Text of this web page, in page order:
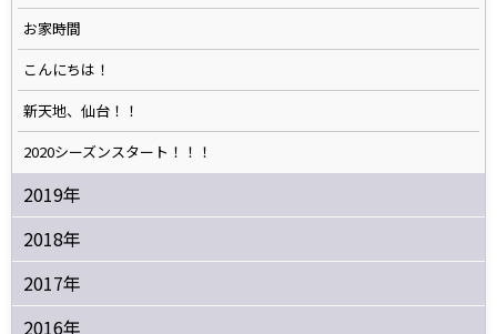
お家時間
こんにちは！
新天地、仙台！！
2020シーズンスタート！！！
2019年
2018年
2017年
2016年